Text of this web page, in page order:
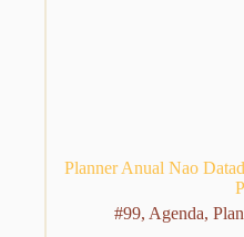
Planner Anual Nao
#99, Agenda,